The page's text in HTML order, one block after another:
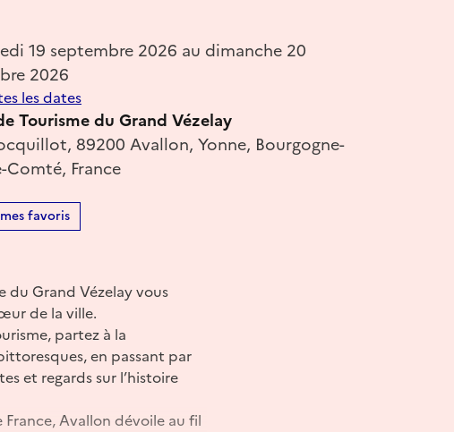
19 septembre 2026 au dimanche 20
2026
les dates
Tourisme du Grand Vézelay
89200 Avallon, Yonne, Bourgogne-
Comté, France
favoris
du Grand Vézelay vous
de la ville.
partez à la
en passant par
et regards sur l’histoire
Avallon dévoile au fil